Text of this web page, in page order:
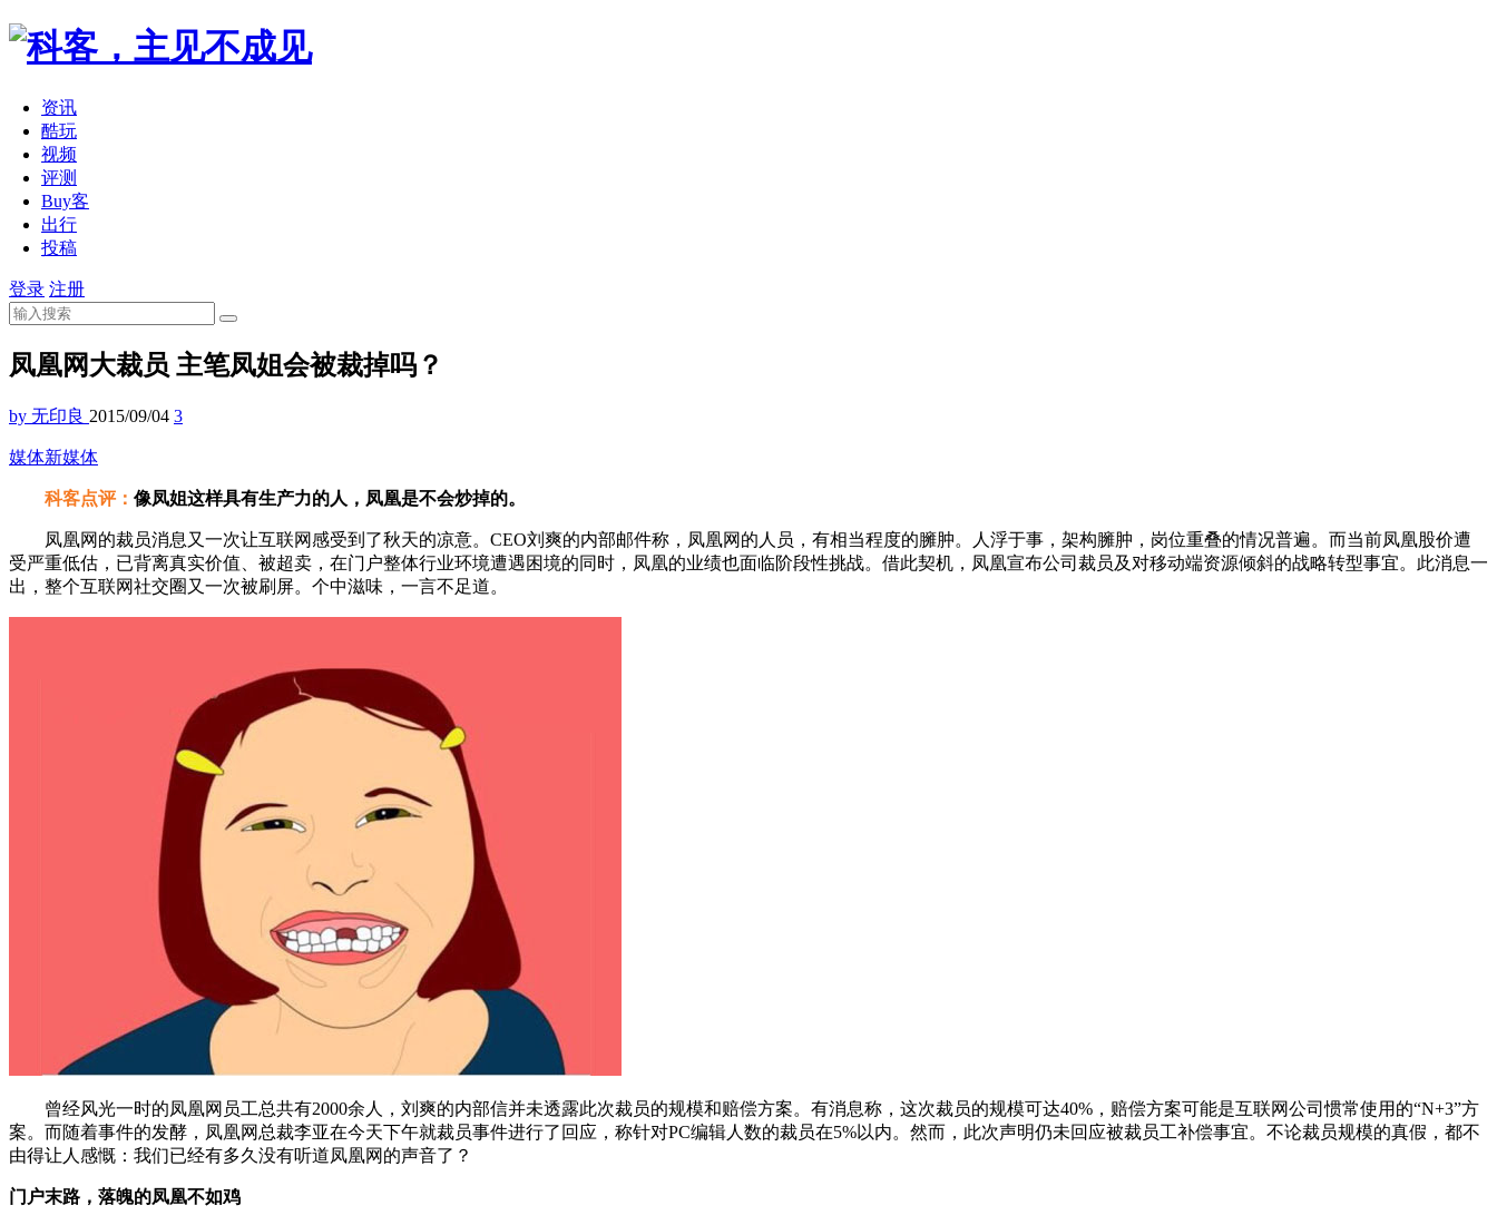
资讯
酷玩
视频
评测
Buy客
出行
投稿
登录 注册
凤凰网大裁员 主笔凤姐会被裁掉吗？
by 无印良 2015/09/04 3
媒体新媒体
科客点评： 像凤姐这样具有生产力的人，凤凰是不会炒掉的。
凤凰网的裁员消息又一次让互联网感受到了秋天的凉意。CEO刘爽的内部邮件称，凤凰网的人员，有相当程度的臃肿。人浮于事，架构臃肿，岗位重叠的情况普遍。而当前凤凰股价遭
受严重低估，已背离真实价值、被超卖，在门户整体行业环境遭遇困境的同时，凤凰的业绩也面临阶段性挑战。借此契机，凤凰宣布公司裁员及对移动端资源倾斜的战略转型事宜。此消息一
出，整个互联网社交圈又一次被刷屏。个中滋味，一言不足道。
曾经风光一时的凤凰网员工总共有2000余人，刘爽的内部信并未透露此次裁员的规模和赔偿方案。有消息称，这次裁员的规模可达40%，赔偿方案可能是互联网公司惯常使用的“N+3”方
案。而随着事件的发酵，凤凰网总裁李亚在今天下午就裁员事件进行了回应，称针对PC编辑人数的裁员在5%以内。然而，此次声明仍未回应被裁员工补偿事宜。不论裁员规模的真假，都不
由得让人感慨：我们已经有多久没有听道凤凰网的声音了？
门户末路，落魄的凤凰不如鸡